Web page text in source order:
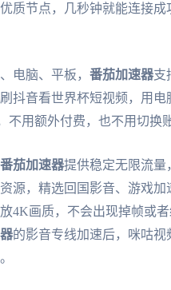
质节点，几秒钟就能连接
电脑、平板， 番茄加速器支
抖音看世界杯短视频，用
用额外付费，也不用切换
番茄加速器提供稳定无限流量
源，精选回国影音、游戏
4K画质，不会出现掉帧或
的影音专线加速后，咪咕